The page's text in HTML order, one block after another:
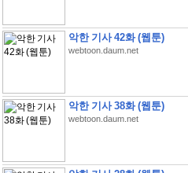
악한 기사 42화 (웹툰)
webtoon.daum.net
악한 기사 38화 (웹툰)
webtoon.daum.net